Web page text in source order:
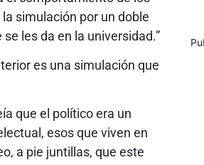
simulación por un doble
les da en la universidad.”
es una simulación que
que el político era un
esos que viven en
a pie juntillas, que este